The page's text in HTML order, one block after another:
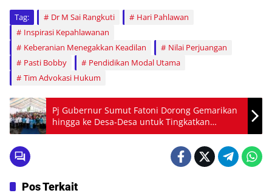
Tag: Dr M Sai Rangkuti
Hari Pahlawan
Inspirasi Kepahlawanan
Keberanian Menegakkan Keadilan
Nilai Perjuangan
Pasti Bobby
Pendidikan Modal Utama
Tim Advokasi Hukum
Pj Gubernur Sumut Fatoni Dorong Gemarikan
hingga ke Desa-Desa untuk Tingkatkan
Konsumsi Ikan
Pos Terkait